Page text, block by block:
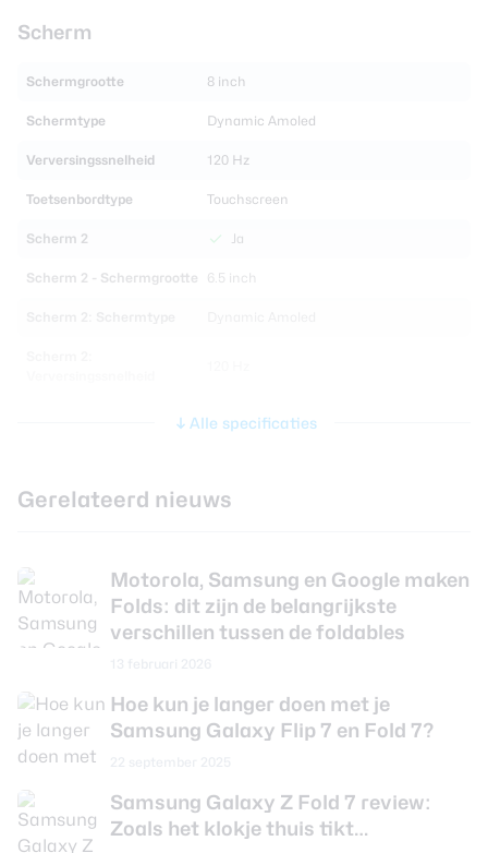
Scherm
Schermgrootte 8 inch
Schermtype Dynamic Amoled
Verversingssnelheid 120 Hz
Toetsenbordtype Touchscreen
Scherm 2 Ja
Scherm 2 - Schermgrootte 6.5 inch
Chipset Qualcomm Snapdragon 8 Elite
CPU-snelheid 4.32 GHz
Werkgeheugen 12 GB
Interne opslag
Camera achterkant
Camera 1 - Aantal
megapixel
200 MP
Alle specificaties
Gerelateerd nieuws
Motorola, Samsung en Google maken
Folds: dit zijn de belangrijkste
verschillen tussen de foldables
Hoe kun je langer doen met je
Samsung Galaxy Flip 7 en Fold 7?
Samsung Galaxy Z Fold 7 review:
Zoals het klokje thuis tikt…